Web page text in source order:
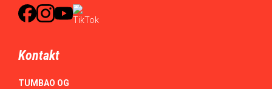
Kontakt
TUMBAO OG